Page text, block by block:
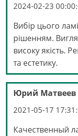
2024-02-23
Вибір цього
рішенням.
високу якість.
та естетику.
Юрий Матвеев
2021-05-17
Качественный